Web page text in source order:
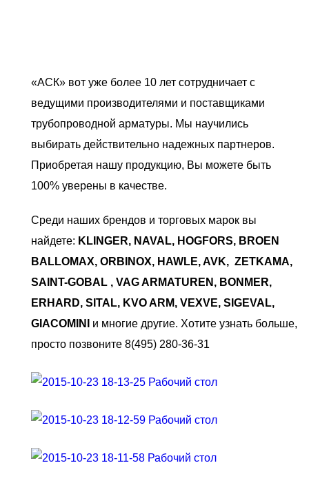
«АСК» вот уже более 10 лет сотрудничает с
ведущими производителями и поставщиками
трубопроводной арматуры. Мы научились
выбирать действительно надежных партнеров.
Приобретая нашу продукцию, Вы можете быть
100% уверены в качестве.
Среди наших брендов и торговых марок вы
найдете: KLINGER, NAVAL, HOGFORS, BROEN
BALLOMAX, ORBINOX, HAWLE, AVK, ZETKAMA,
SAINT-GOBAL , VAG ARMATUREN, BONMER,
ERHARD, SITAL, KVO ARM, VEXVE, SIGEVAL,
GIACOMINI
и многие другие. Хотите узнать больше,
просто позвоните 8(495) 280-36-31